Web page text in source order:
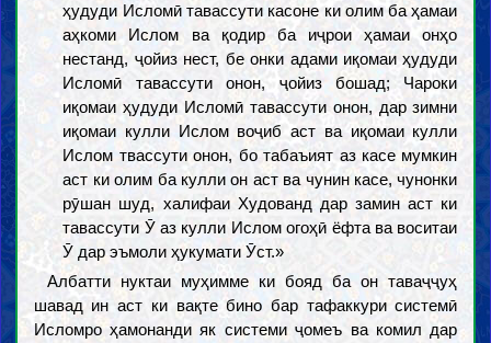
ҳудуди Исломӣ тавассути касоне ки олим ба ҳамаи
аҳкоми Ислом ва қодир ба иҷрои ҳамаи онҳо
нестанд, ҷойиз нест, бе онки адами иқомаи ҳудуди
Исломӣ тавассути онон, ҷойиз бошад; Чароки
иқомаи ҳудуди Исломӣ тавассути онон, дар зимни
иқомаи кулли Ислом воҷиб аст ва иқомаи кулли
Ислом твассути онон, бо табаъият аз касе мумкин
аст ки олим ба кулли он аст ва чунин касе, чунонки
рӯшан шуд, халифаи Худованд дар замин аст ки
тавассути Ӯ аз кулли Ислом огоҳӣ ёфта ва воситаи
Ӯ дар эъмоли ҳукумати Ӯст.»
Албатти нуктаи муҳимме ки бояд ба он таваҷҷуҳ
шавад ин аст ки вақте бино бар тафаккури системӣ
Исломро ҳамонанди як системи ҷомеъ ва комил дар